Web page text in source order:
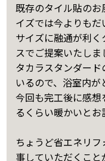
既存のタイル貼の
イズでは今よりも
サイズに融通が利
スでご提案いたしま
タカラスタンダー
いるので、浴室内が
今回も完工後に感
るくらい暖かいとお
ちょうど省エネリ
事していただくこと